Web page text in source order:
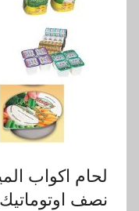
لحام اكواب
نصف اوتوماتيك